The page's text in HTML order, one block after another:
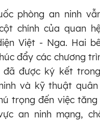
phòng an ninh
chính của quan
Việt - Nga. Hai
đẩy các chương
đã được ký kết
và kỹ thuật
trọng đến việc
an ninh mạng,